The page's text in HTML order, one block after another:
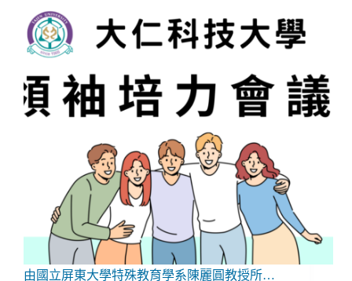
由國立屏東大學特殊教育學系陳麗圓教授所…